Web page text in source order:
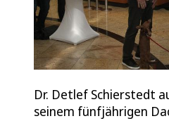
Dr. Detlef Schierstedt
seinem fünfjährigen